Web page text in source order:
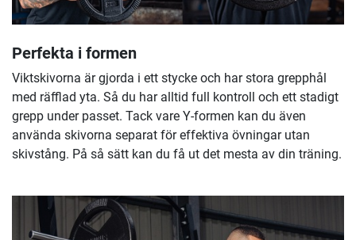
Perfekta i formen
Viktskivorna är gjorda i ett stycke och har stora grepphål
med räfflad yta. Så du har alltid full kontroll och ett stadigt
grepp under passet. Tack vare Y-formen kan du även
använda skivorna separat för effektiva övningar utan
skivstång. På så sätt kan du få ut det mesta av din träning.